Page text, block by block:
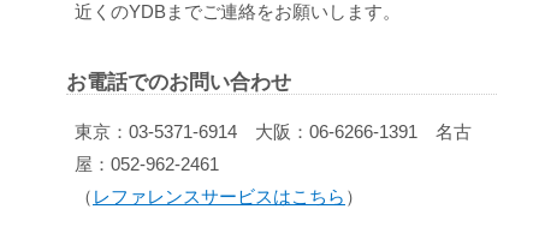
近くのYDBまでご連絡をお願いします。
お電話でのお問い合わせ
東京：03-5371-6914 大阪：06-6266-1391 名古
屋：052-962-2461
（ レファレンスサービスはこちら ）